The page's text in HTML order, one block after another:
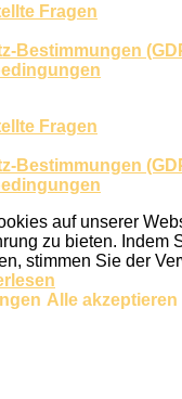
Fragen
Bestimmungen
Fragen
Bestimmungen
auf unserer
zu bieten. Indem
stimmen Sie der
Alle akzeptieren